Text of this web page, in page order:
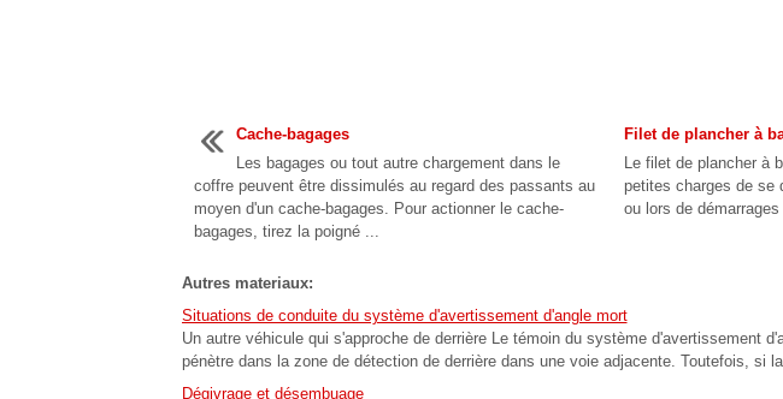
Cache-bagages
Les bagages ou tout autre chargement dans le
coffre peuvent être dissimulés au regard des passants au
moyen d'un cache-bagages. Pour actionner le cache-
bagages, tirez la poigné ...
Filet de plancher à
Le filet de plancher à
petites charges de se
ou lors de
Autres materiaux:
Situations de conduite du système d'avertissement d'angle mort
Un autre véhicule qui s'approche de derrière Le témoin du système d'avertissement
pénètre dans la zone de détection de derrière dans une voie adjacente. Toutefois, si
Dégivrage et désembuage